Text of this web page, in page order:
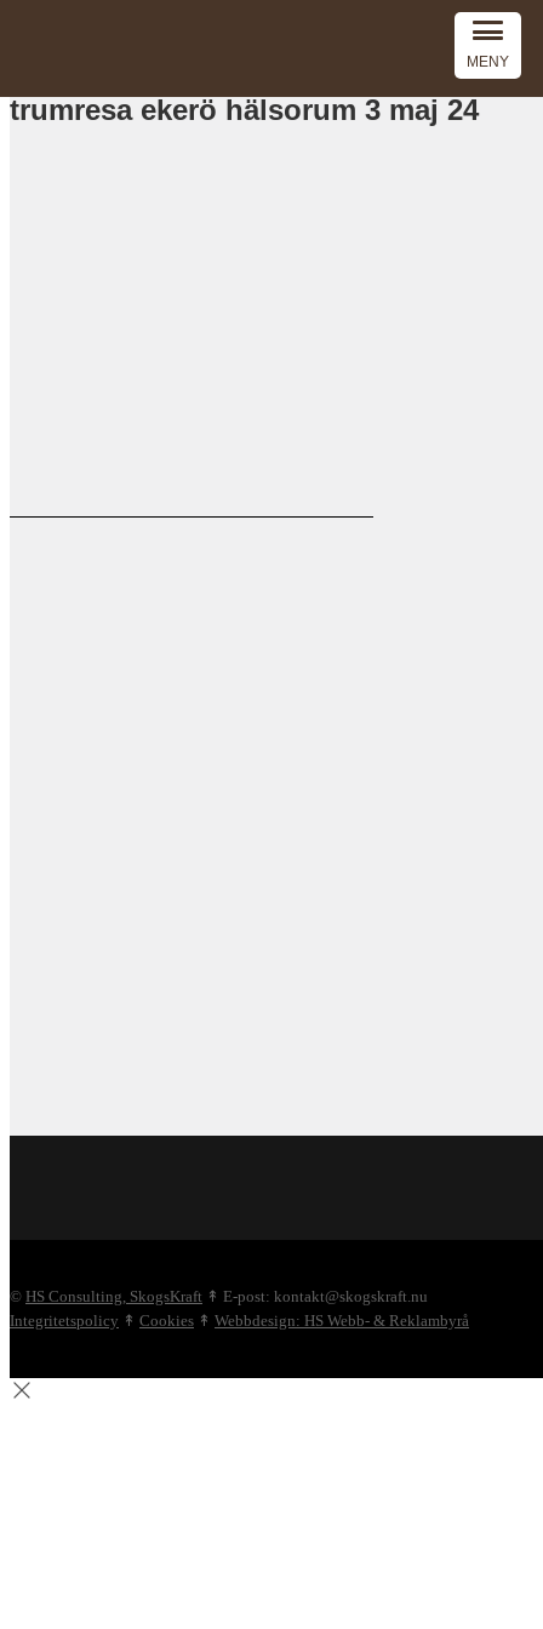
MENY
trumresa ekerö hälsorum 3 maj 24
© HS Consulting, SkogsKraft ↟ E-post: kontakt@skogskraft.nu
Integritetspolicy ↟ Cookies ↟ Webbdesign: HS Webb- & Reklambyrå